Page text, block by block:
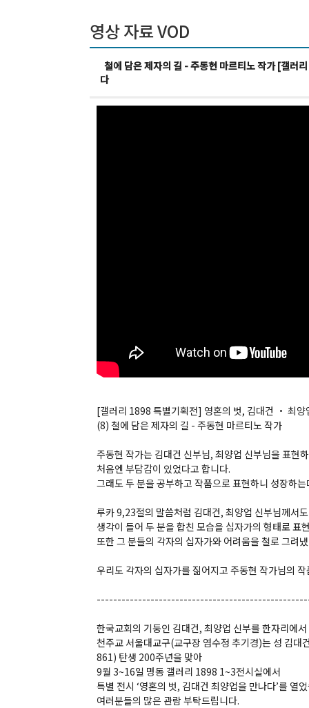
영상 자료 VOD
철에 담은 제자의 길 - 주동현 마르티노 작가 [갤러
다
[갤러리 1898 특별기획전] 영혼의 벗, 김대건 ・ 최양
(8) 철에 담은 제자의 길 - 주동현 마르티노 작가
주동현 작가는 김대건 신부님, 최양업 신부님을 표현
처음엔 부담감이 있었다고 합니다.
그래도 두 분을 공부하고 작품으로 표현하니 성장하
루카 9,23절의 말씀처럼 김대건, 최양업 신부님께서
생각이 들어 두 분을 합친 모습을 십자가의 형태로 표
또한 그 분들의 각자의 십자가와 어려움을 철로 그려
우리도 각자의 십자가를 짊어지고 주동현 작가님의
한국교회의 기둥인 김대건, 최양업 신부를 한자리에
천주교 서울대교구(교구장 염수정 추기경)는 성 김
861) 탄생 200주년을 맞아
9월 3~16일 명동 갤러리 1898 1~3전시실에서
특별 전시 ‘영혼의 벗, 김대건 최양업을 만나다’를 열
여러분들의 많은 관람 부탁드립니다.